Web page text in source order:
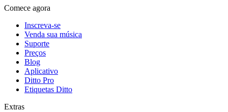
Comece agora
Inscreva-se
Venda sua música
Suporte
Preços
Blog
Aplicativo
Ditto Pro
Etiquetas Ditto
Extras